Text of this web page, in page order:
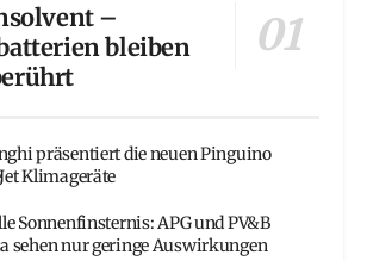
–
bleiben
präsentiert die neuen Pinguino
Klimageräte
Sonnenfinsternis: APG und PV&B
sehen nur geringe Auswirkungen